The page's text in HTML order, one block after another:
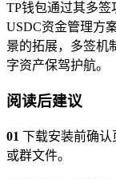
TP钱包通过其多
USDC资金管理方
景的拓展，多签机
字资产保驾护航。
阅读后建议
01 下载安装前确认
或群文件。